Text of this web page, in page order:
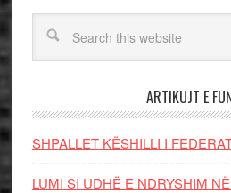
ARTIKUJT E
SHPALLET KËSHILLI I
LUMI SI UDHË E NDRYSHIM